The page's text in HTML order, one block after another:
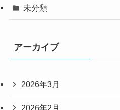
未分類
アーカイブ
2026年3月
2026年2月